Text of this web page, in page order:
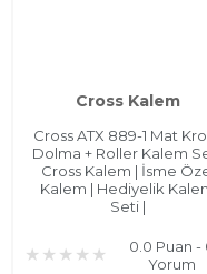
Cross Kalem
Cross ATX 889-1 Mat
Dolma + Roller Kalem
Cross Kalem | İsme
Kalem | Hediyelik
Seti |
0.0 Puan -
Yorum